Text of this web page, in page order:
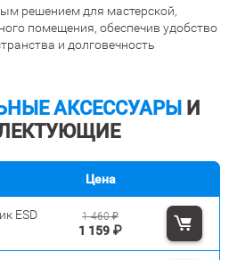
решением для мастерской,
помещения, обеспечив удобство
и долговечность
АКСЕССУАРЫ И
Цена
ESD
1 159 ₽
1 460₽